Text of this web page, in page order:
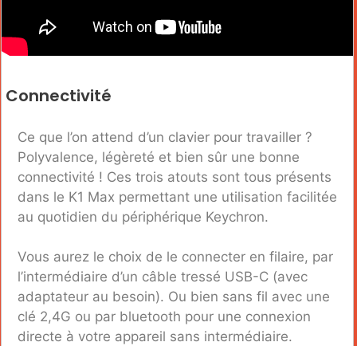
Connectivité
Ce que l’on attend d’un clavier pour travailler ?
Polyvalence, légèreté et bien sûr une bonne
connectivité ! Ces trois atouts sont tous présents
dans le K1 Max permettant une utilisation facilitée
au quotidien du périphérique Keychron.
Vous aurez le choix de le connecter en filaire, par
l’intermédiaire d’un câble tressé USB-C (avec
adaptateur au besoin). Ou bien sans fil avec une
clé 2,4G ou par bluetooth pour une connexion
directe à votre appareil sans intermédiaire.